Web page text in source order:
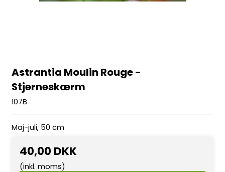
Astrantia Moulin Rouge -
Stjerneskærm
107B
Maj-juli, 50 cm
40,00 DKK
(inkl. moms)